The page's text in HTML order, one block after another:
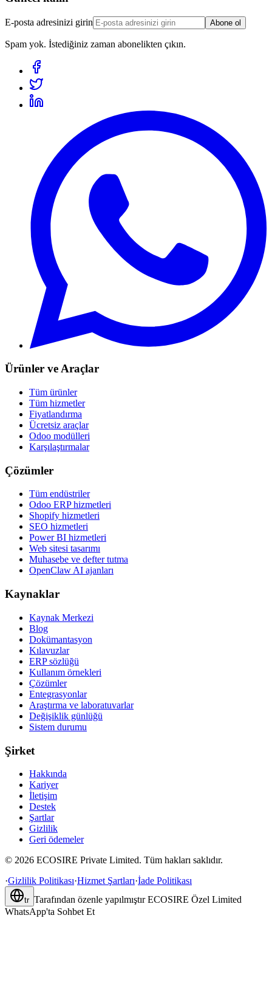
E-posta adresinizi girin Abone ol
Spam yok. İstediğiniz zaman abonelikten çıkın.
Ürünler ve Araçlar
Tüm ürünler
Tüm hizmetler
Fiyatlandırma
Ücretsiz araçlar
Odoo modülleri
Karşılaştırmalar
Çözümler
Tüm endüstriler
Odoo ERP hizmetleri
Shopify hizmetleri
SEO hizmetleri
Power BI hizmetleri
Web sitesi tasarımı
Muhasebe ve defter tutma
OpenClaw AI ajanları
Kaynaklar
Kaynak Merkezi
Blog
Dokümantasyon
Kılavuzlar
ERP sözlüğü
Kullanım örnekleri
Çözümler
Entegrasyonlar
Araştırma ve laboratuvarlar
Değişiklik günlüğü
Sistem durumu
Şirket
Hakkında
Kariyer
İletişim
Destek
Şartlar
Gizlilik
Geri ödemeler
© 2026 ECOSIRE Private Limited. Tüm hakları saklıdır.
·Gizlilik Politikası·Hizmet Şartları·İade Politikası
tr Tarafından özenle yapılmıştır ECOSIRE Özel Limited
WhatsApp'ta Sohbet Et